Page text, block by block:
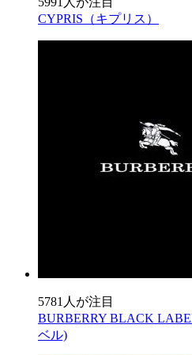
CYPRIS（キプリス）
5781人が注目
BURBERRY BLACK
ベル)